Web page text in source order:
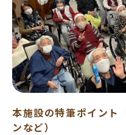
本施設の特筆ポイント
ンなど）